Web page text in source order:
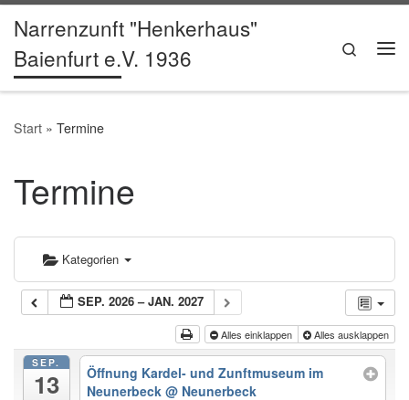
Zum Inhalt springen
Narrenzunft "Henkerhaus"
Baienfurt e.V. 1936
Search
Start » Termine
Termine
Kategorien
SEP. 2026 – JAN. 2027
Alles einklappen Alles ausklappen
SEP.
13
Öffnung Kardel- und Zunftmuseum im
Neunerbeck@ Neunerbeck